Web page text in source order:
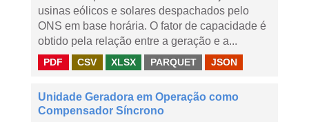
usinas eólicos e solares despachados pelo
ONS em base horária. O fator de capacidade é
obtido pela relação entre a geração e a...
PDF CSV XLSX PARQUET JSON
Unidade Geradora em Operação como
Compensador Síncrono